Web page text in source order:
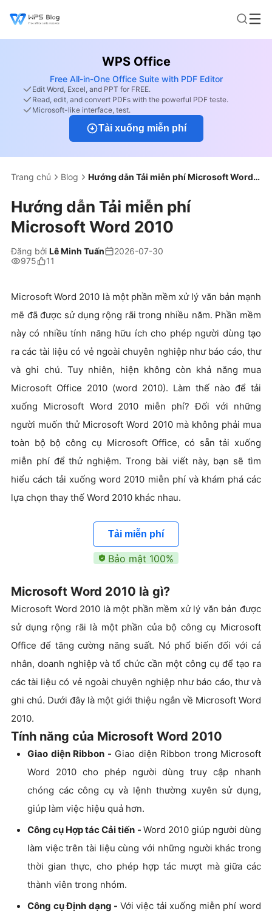
WPS Office
Free All-in-One Office Suite with PDF Editor
Edit Word, Excel, and PPT for FREE.
Read, edit, and convert PDFs with the powerful PDF teste.
Microsoft-like interface, test.
Tải xuống miễn phí
Trang chủ Blog Hướng dẫn Tải miễn phí Microsoft Word 2010
Hướng dẫn Tải miễn phí
Microsoft Word 2010
Đăng bởi Lê Minh Tuấn
2026-07-30
975
11
Microsoft Word 2010 là một phần mềm xử lý văn bản mạnh
mẽ đã được sử dụng rộng rãi trong nhiều năm. Phần mềm
này có nhiều tính năng hữu ích cho phép người dùng tạo
ra các tài liệu có vẻ ngoài chuyên nghiệp như báo cáo, thư
và ghi chú. Tuy nhiên, hiện không còn khả năng mua
Microsoft Office 2010 (word 2010). Làm thế nào để tải
xuống Microsoft Word 2010 miễn phí? Đối với những
người muốn thử Microsoft Word 2010 mà không phải mua
toàn bộ bộ công cụ Microsoft Office, có sẵn tải xuống
miễn phí để thử nghiệm. Trong bài viết này, bạn sẽ tìm
hiểu cách tải xuống word 2010 miễn phí và khám phá các
lựa chọn thay thế Word 2010 khác nhau.
Tải miễn phí
Bảo mật 100%
Microsoft Word 2010 là gì?
Microsoft Word 2010 là một phần mềm xử lý văn bản được
sử dụng rộng rãi là một phần của bộ công cụ Microsoft
Office để tăng cường năng suất. Nó phổ biến đối với cá
nhân, doanh nghiệp và tổ chức cần một công cụ để tạo ra
các tài liệu có vẻ ngoài chuyên nghiệp như báo cáo, thư và
ghi chú. Dưới đây là một giới thiệu ngắn về Microsoft Word
2010.
Tính năng của Microsoft Word 2010
Giao diện Ribbon - Giao diện Ribbon trong Microsoft
Word 2010 cho phép người dùng truy cập nhanh
chóng các công cụ và lệnh thường xuyên sử dụng,
giúp làm việc hiệu quả hơn.
Công cụ Hợp tác Cải tiến - Word 2010 giúp người dùng
làm việc trên tài liệu cùng với những người khác trong
thời gian thực, cho phép hợp tác mượt mà giữa các
thành viên trong nhóm.
Công cụ Định dạng - Với việc tải xuống miễn phí word